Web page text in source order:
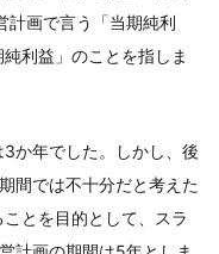
計画で言う「当期純利
利益」のことを指しま
か年でした。しかし、後
間では不十分だと考えた
とを目的として、スラ